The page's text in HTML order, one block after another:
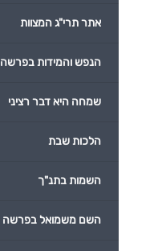
אתר תרי"ג המצוות
הנפש והמידות בפרשה
שמחה היא דבר רציני
הלכות שבת
השמות בתנ"ך
השם משמואל בפרשה